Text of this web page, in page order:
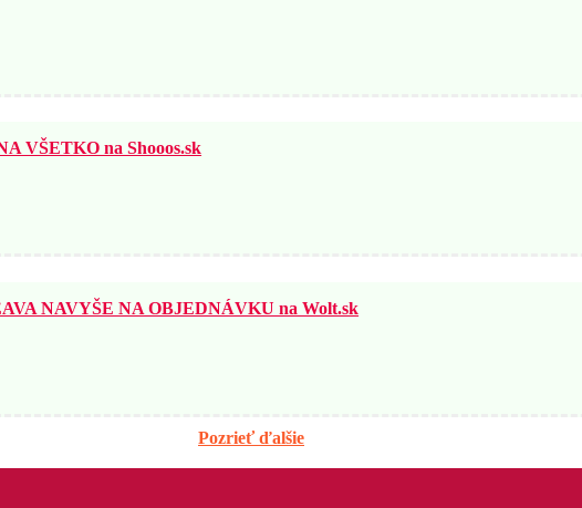
VŠETKO na Shooos.sk
NAVYŠE NA OBJEDNÁVKU na Wolt.sk
Pozrieť ďalšie